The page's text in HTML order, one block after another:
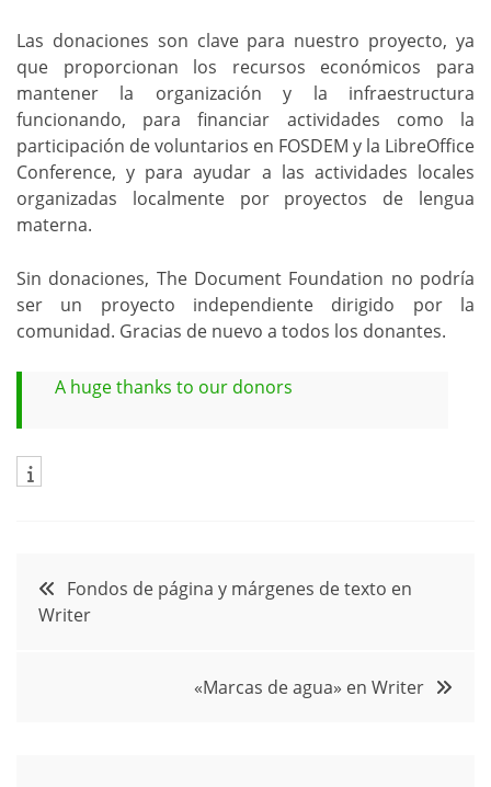
Las donaciones son clave para nuestro proyecto, ya
que proporcionan los recursos económicos para
mantener la organización y la infraestructura
funcionando, para financiar actividades como la
participación de voluntarios en FOSDEM y la LibreOffice
Conference, y para ayudar a las actividades locales
organizadas localmente por proyectos de lengua
materna.
Sin donaciones, The Document Foundation no podría
ser un proyecto independiente dirigido por la
comunidad. Gracias de nuevo a todos los donantes.
A huge thanks to our donors
Navegación
de
Fondos de página y márgenes de texto en
Writer
«Marcas de agua» en Writer